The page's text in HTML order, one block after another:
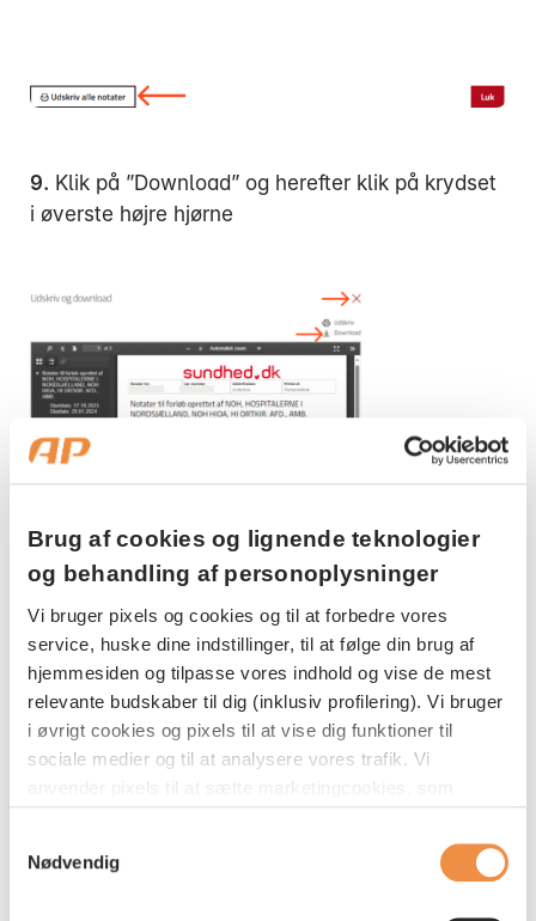
Brug af cookies og lignende teknologier
og behandling af personoplysninger
Vi bruger pixels og cookies og til at forbedre vores
service, huske dine indstillinger, til at følge din brug af
hjemmesiden og tilpasse vores indhold og vise de mest
relevante budskaber til dig (inklusiv profilering). Vi bruger
i øvrigt cookies og pixels til at vise dig funktioner til
sociale medier og til at analysere vores trafik. Vi
anvender pixels til at sætte marketingcookies, som
hjemmeside. Disse oplysninger kan blive delt med
tredjepartsudbydere indenfor sociale medier samt
Nødvendig
9. Klik på ”Download” og herefter klik på krydset
i øverste højre hjørne
Klik herefter på ”Luk” i nederste højre hjørne:
Hvis du skal sende flere dokumenter, eks. biopsi
eller andre relevante prøvesvar med, så følg de
næste trin. Ellers gå tilpunkt 16
11.Klik tilbage ved at klikke på: